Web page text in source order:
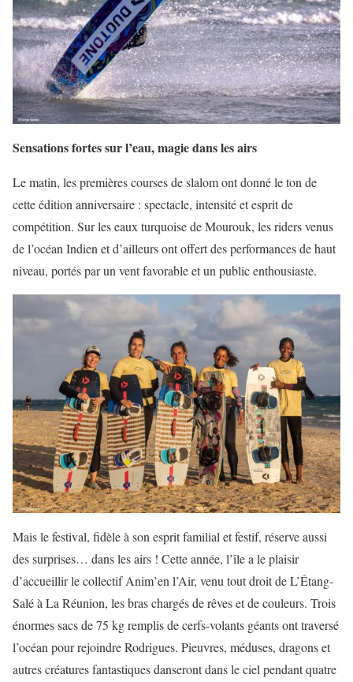
Sensations fortes sur l’eau, magie dans les airs
Le matin, les premières courses de slalom ont donné le ton de
cette édition anniversaire : spectacle, intensité et esprit de
compétition. Sur les eaux turquoise de Mourouk, les riders venus
de l’océan Indien et d’ailleurs ont offert des performances de haut
niveau, portés par un vent favorable et un public enthousiaste.
Mais le festival, fidèle à son esprit familial et festif, réserve aussi
des surprises… dans les airs ! Cette année, l’île a le plaisir
d’accueillir le collectif Anim’en l’Air, venu tout droit de L’Étang-
Salé à La Réunion, les bras chargés de rêves et de couleurs. Trois
énormes sacs de 75 kg remplis de cerfs-volants géants ont traversé
l’océan pour rejoindre Rodrigues. Pieuvres, méduses, dragons et
autres créatures fantastiques danseront dans le ciel pendant quatre